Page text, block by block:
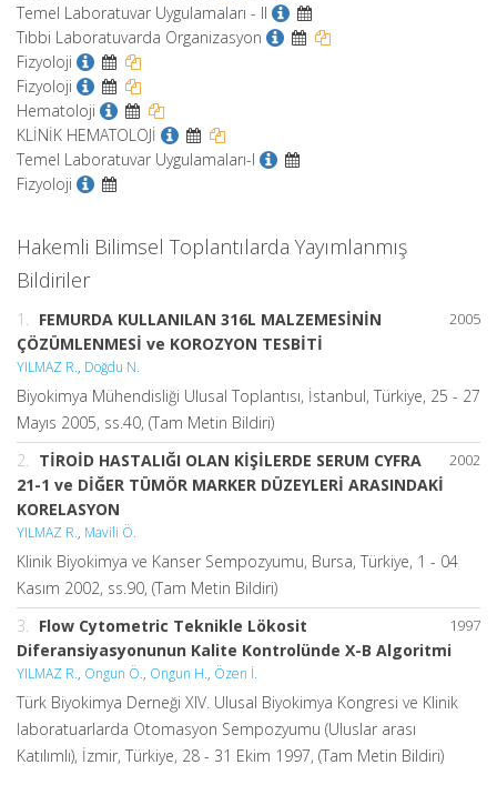
Temel Laboratuvar Uygulamaları - II
Tıbbi Laboratuvarda Organizasyon
Fizyoloji
Fizyoloji
Hematoloji
KLİNİK HEMATOLOJİ
Temel Laboratuvar Uygulamaları-I
Fizyoloji
Hakemli Bilimsel Toplantılarda Yayımlanmış
Bildiriler
2005
1.
FEMURDA KULLANILAN 316L MALZEMESİNİN
ÇÖZÜMLENMESİ ve KOROZYON TESBİTİ
YILMAZ R., Doğdu N.
Biyokimya Mühendisliği Ulusal Toplantısı, İstanbul, Türkiye, 25 - 27
Mayıs 2005, ss.40, (Tam Metin Bildiri)
2002
2.
TİROİD HASTALIĞI OLAN KİŞİLERDE SERUM CYFRA
21-1 ve DİĞER TÜMÖR MARKER DÜZEYLERİ ARASINDAKİ
KORELASYON
YILMAZ R., Mavili Ö.
Klinik Biyokimya ve Kanser Sempozyumu, Bursa, Türkiye, 1 - 04
Kasım 2002, ss.90, (Tam Metin Bildiri)
1997
3.
Flow Cytometric Teknikle Lökosit
Diferansiyasyonunun Kalite Kontrolünde X-B Algoritmi
YILMAZ R., Ongun Ö., Ongun H., Özen İ.
Türk Biyokimya Derneği XIV. Ulusal Biyokimya Kongresi ve Klinik
laboratuarlarda Otomasyon Sempozyumu (Uluslar arası
Katılımlı), İzmir, Türkiye, 28 - 31 Ekim 1997, (Tam Metin Bildiri)